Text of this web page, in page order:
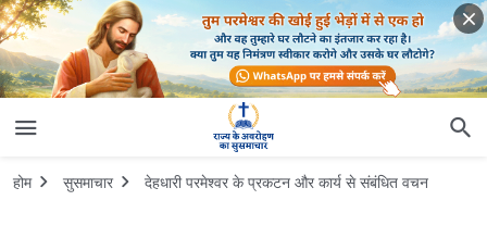
होम सुसमाचार देहधारी परमेश्वर के प्रकटन और कार्य से संबंधित वचन